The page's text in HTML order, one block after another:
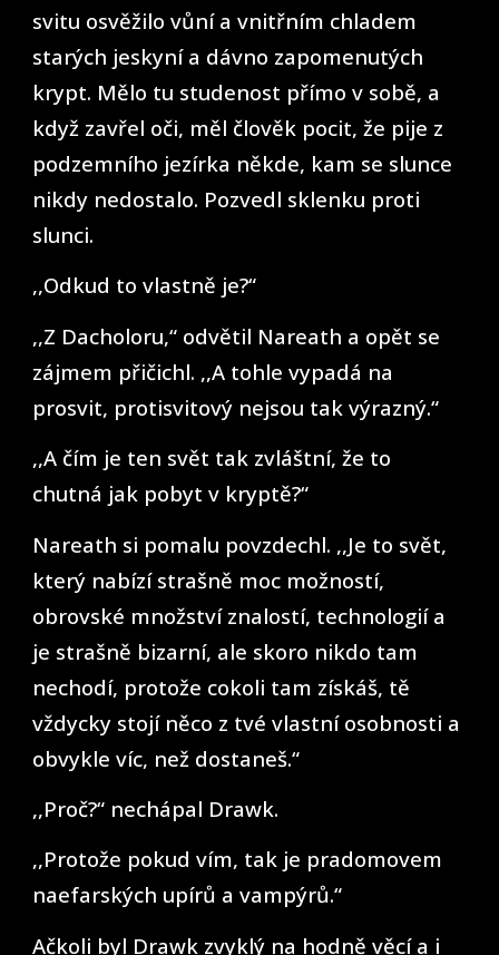
svitu osvěžilo vůní a vnitřním chladem
starých jeskyní a dávno zapomenutých
krypt. Mělo tu studenost přímo v sobě, a
když zavřel oči, měl člověk pocit, že pije z
podzemního jezírka někde, kam se slunce
nikdy nedostalo. Pozvedl sklenku proti
slunci.
,,Odkud to vlastně je?“
,,Z Dacholoru,“ odvětil Nareath a opět se
zájmem přičichl. ,,A tohle vypadá na
prosvit, protisvitový nejsou tak výrazný.“
,,A čím je ten svět tak zvláštní, že to
chutná jak pobyt v kryptě?“
Nareath si pomalu povzdechl. ,,Je to svět,
který nabízí strašně moc možností,
obrovské množství znalostí, technologií a
je strašně bizarní, ale skoro nikdo tam
nechodí, protože cokoli tam získáš, tě
vždycky stojí něco z tvé vlastní osobnosti a
obvykle víc, než dostaneš.“
,,Proč?“ nechápal Drawk.
,,Protože pokud vím, tak je pradomovem
naefarských upírů a vampýrů.“
Ačkoli byl Drawk zvyklý na hodně věcí a i